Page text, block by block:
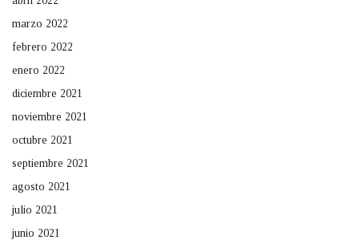
marzo 2022
febrero 2022
enero 2022
diciembre 2021
noviembre 2021
octubre 2021
septiembre 2021
agosto 2021
julio 2021
junio 2021